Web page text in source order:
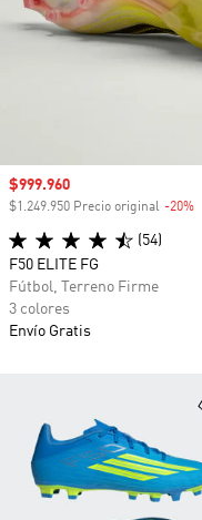
Precio de venta
$999.960
$1.249.950 Precio original -20%
(54)
F50 ELITE FG
Fútbol, Terreno Firme
3 colores
Envío Gratis